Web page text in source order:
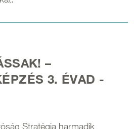
–
3. ÉVAD -
Stratégia harmadik